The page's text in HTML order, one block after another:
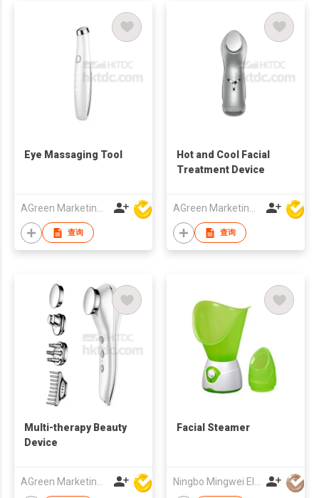
Eye Massaging Tool
AGreen Marketing Limited
查询
Hot and Cool Facial
Treatment Device
AGreen Marketing Limited
查询
Multi-therapy Beauty
Device
Facial Steamer